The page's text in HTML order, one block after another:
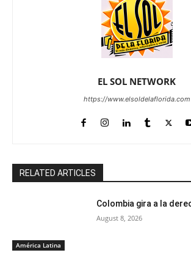
EL SOL NETWORK
https://www.elsoldelaflorida.com
RELATED ARTICLES
América Latina
Colombia gira a la
August 8, 2026